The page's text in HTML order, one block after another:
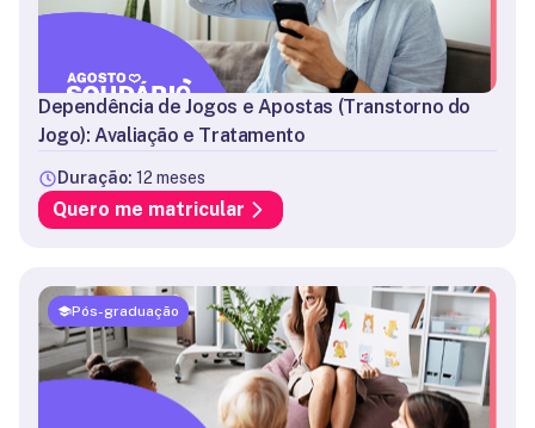
Dependência de Jogos e Apostas (Transtorno do
Jogo): Avaliação e Tratamento
Duração: 12 meses
Quero me matricular
Pós-graduação